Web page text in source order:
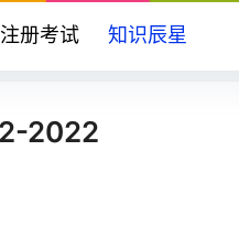
注册考试 知识辰星
2022